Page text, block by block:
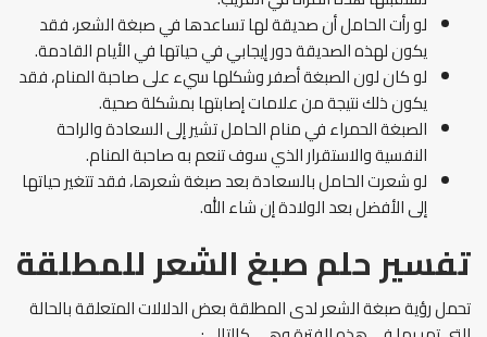
لو رأت الحامل أن صديقة لها تساعدها في صبغة الشعر، فقد
يكون لهذه الصديقة دور إيجابي في حياتها في الأيام القادمة.
لو كان لون الصبغة أصفر وشكلها سيء على صاحبة المنام، فقد
يكون ذلك نتيجة من علامات إصابتها بمشكلة صحية.
الصبغة الحمراء في منام الحامل تشير إلى السعادة والراحة
النفسية والاستقرار الذي سوف تنعم به صاحبة المنام.
لو شعرت الحامل بالسعادة بعد صبغة شعرها، فقد تتغير حياتها
إلى الأفضل بعد الولادة إن شاء الله.
تفسير حلم صبغ الشعر للمطلقة
تحمل رؤية صبغة الشعر لدى المطلقة بعض الدلالات المتعلقة بالحالة